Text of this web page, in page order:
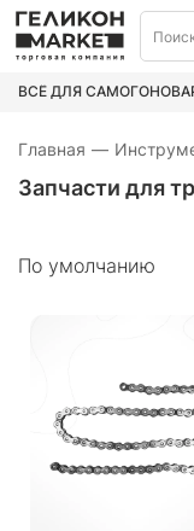
ВСЁ ДЛЯ
Главная —
Запчасти для
По умолчанию